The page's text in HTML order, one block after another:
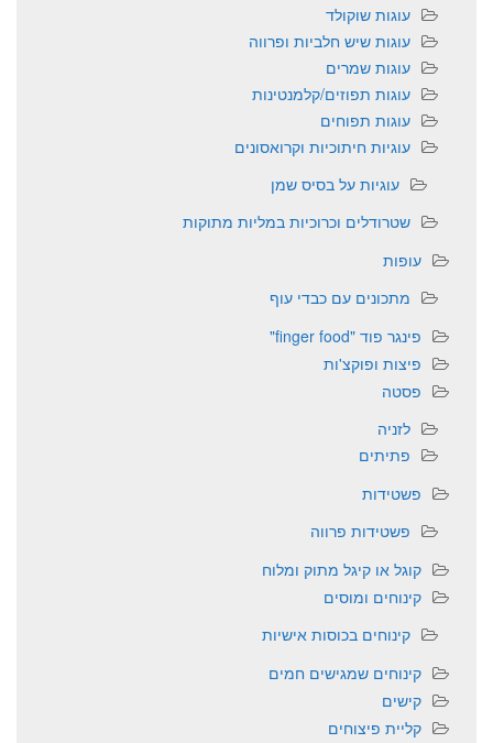
עוגות שוקולד
עוגות שיש חלביות ופרווה
עוגות שמרים
עוגות תפוזים/קלמנטינות
עוגות תפוחים
עוגיות חיתוכיות וקרואסונים
עוגיות על בסיס שמן
שטרודלים וכרוכיות במליות מתוקות
עופות
מתכונים עם כבדי עוף
פינגר פוד "finger food"
פיצות ופוקצ'ות
פסטה
לזניה
פתיתים
פשטידות
פשטידות פרווה
קוגל או קיגל מתוק ומלוח
קינוחים ומוסים
קינוחים בכוסות אישיות
קינוחים שמגישים חמים
קישים
קליית פיצוחים